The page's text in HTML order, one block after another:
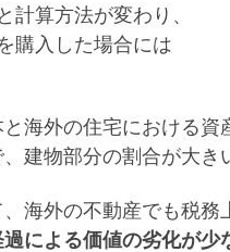
計算方法が変わり、
購入した場合には
海外の住宅における資
建物部分の割合が大き
海外の不動産でも税務
による価値の劣化が少